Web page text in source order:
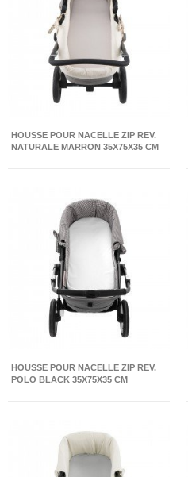
HOUSSE POUR NACELLE ZIP REV.
NATURALE MARRON 35X75X35 CM
HOUSSE POUR NACELLE ZIP REV.
POLO BLACK 35X75X35 CM